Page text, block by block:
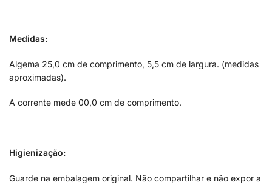
Medidas:
Algema 25,0 cm de comprimento, 5,5 cm de largura. (medidas
aproximadas).
A corrente mede 00,0 cm de comprimento.
Higienização:
Guarde na embalagem original. Não compartilhar e não expor a